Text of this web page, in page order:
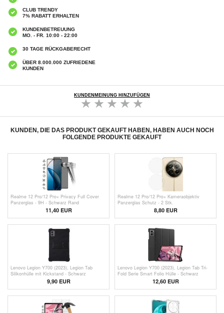
CLUB TRENDY
7% RABATT ERHALTEN
KUNDENBETREUUNG
MO. - FR. 10:00 - 22:00
30 TAGE RÜCKGABERECHT
ÜBER 8.000.000 ZUFRIEDENE
KUNDEN
KUNDENMEINUNG HINZUFÜGEN
KUNDEN, DIE DAS PRODUKT GEKAUFT HABEN, HABEN AUCH NOCH
FOLGENDE PRODUKTE GEKAUFT
Realme 12 Pro/12 Pro+ Privacy Full Cover
Panzerglas - 9H - Schwarz Rand
11,40 EUR
Realme 12 Pro/12 Pro+ Kameraobjektiv
Panzerglas Schutz - 2 Stk.
8,80 EUR
Lenovo Legion Y700 (2023), Legion Tab
Silikonhülle mit Kickstand - Schwarz
9,90EUR
Lenovo Legion Y700 (2023), Legion Tab Tri-
Fold Serie Smart Folio Hülle - Schwarz
12,60 EUR